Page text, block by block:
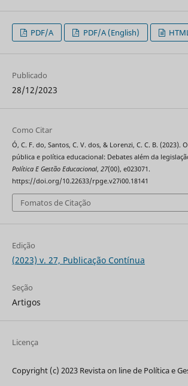
PDF/A PDF/A (English)
Publicado
28/12/2023
Como Citar
Ó, C. F. do, Santos, C. V. dos, & Lorenzi, C. C. B. (2023).
pública e política educacional: Debates além da
Política E Gestão Educacional, 27(00), e023071.
https://doi.org/10.22633/rpge.v27i00.18141
Fomatos de Citação
Edição
(2023) v. 27, Publicação Contínua
Seção
Artigos
Licença
Copyright (c) 2023 Revista on line de Política e